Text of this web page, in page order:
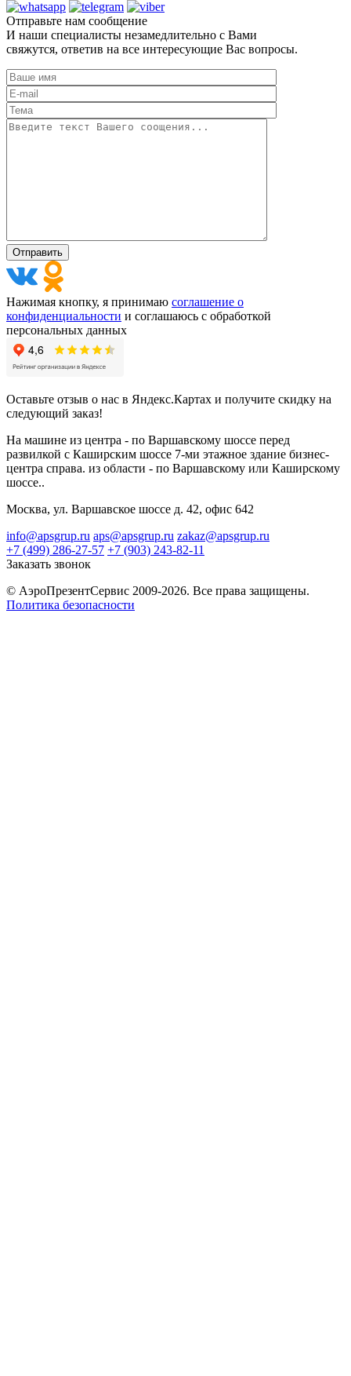
Отправьте нам сообщение
И наши специалисты незамедлительно с Вами
свяжутся, ответив на все интересующие Вас вопросы.
Нажимая кнопку, я принимаю соглашение о
конфиденциальности и соглашаюсь с обработкой
персональных данных
Оставьте отзыв о нас в Яндекс.Картах и получите скидку на
следующий заказ!
На машине из центра - по Варшавскому шоссе перед
развилкой с Каширским шоссе 7-ми этажное здание бизнес-
центра справа. из области - по Варшавскому или Каширскому
шоссе..
Москва, ул. Варшавское шоссе д. 42, офис 642
info@apsgrup.ru aps@apsgrup.ru zakaz@apsgrup.ru
+7 (499) 286-27-57 +7 (903) 243-82-11
Заказать звонок
© АэроПрезентСервис 2009-2026. Все права защищены.
Политика безопасности